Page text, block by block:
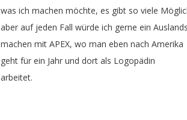
was ich machen möchte, es gibt so viele
aber auf jeden Fall würde ich gerne ein
machen mit APEX, wo man eben nach Amerika
geht für ein Jahr und dort als Logopädin
arbeitet.